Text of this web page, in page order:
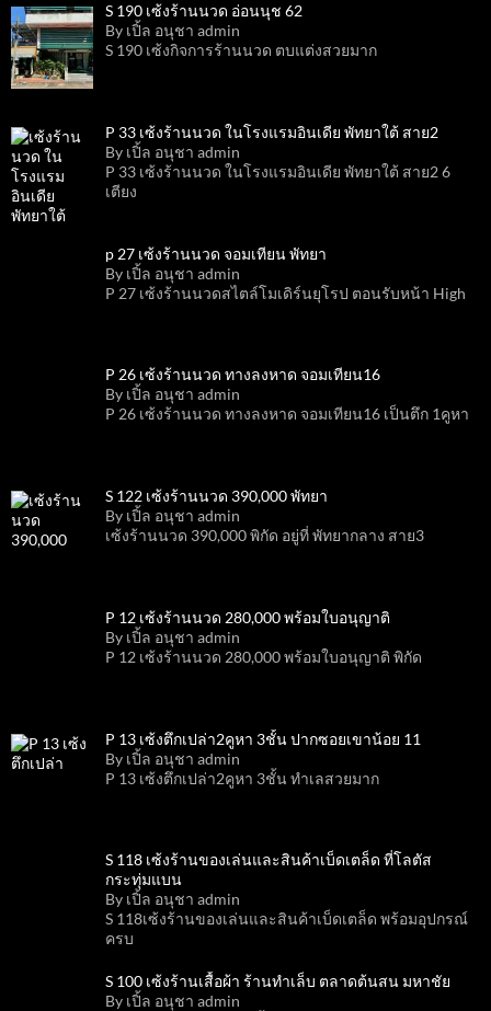
S 190 เซ้งร้านนวด อ่อนนุช 62
By เปิ้ล อนุชา admin
S 190 เซ้งกิจการร้านนวด ตบแต่งสวยมาก
P 33 เซ้งร้านนวด ในโรงแรมอินเดีย พัทยาใต้ สาย2
By เปิ้ล อนุชา admin
P 33 เซ้งร้านนวด ในโรงแรมอินเดีย พัทยาใต้ สาย2 6
เตียง
p 27 เซ้งร้านนวด จอมเทียน พัทยา
By เปิ้ล อนุชา admin
P 27 เซ้งร้านนวดสไตล์โมเดิร์นยุโรป ตอนรับหน้า High
P 26 เซ้งร้านนวด ทางลงหาด จอมเทียน16
By เปิ้ล อนุชา admin
P 26 เซ้งร้านนวด ทางลงหาด จอมเทียน16 เป็นตึก 1คูหา
S 122 เซ้งร้านนวด 390,000 พัทยา
By เปิ้ล อนุชา admin
เซ้งร้านนวด 390,000 พิกัด อยู่ที่ พัทยากลาง สาย3
P 12 เซ้งร้านนวด 280,000 พร้อมใบอนุญาติ
By เปิ้ล อนุชา admin
P 12 เซ้งร้านนวด 280,000 พร้อมใบอนุญาติ พิกัด
P 13 เซ้งตึกเปล่า2คูหา 3ชั้น ปากซอยเขาน้อย 11
By เปิ้ล อนุชา admin
P 13 เซ้งตึกเปล่า2คูหา 3ชั้น ทำเลสวยมาก
S 118 เซ้งร้านของเล่นและสินค้าเบ็ดเตล็ด ที่โลตัส
กระทุ่มแบน
By เปิ้ล อนุชา admin
S 118เซ้งร้านของเล่นและสินค้าเบ็ดเตล็ด พร้อมอุปกรณ์
ครบ
S 100 เซ้งร้านเสื้อผ้า ร้านทำเล็บ ตลาดต้นสน มหาชัย
By เปิ้ล อนุชา admin